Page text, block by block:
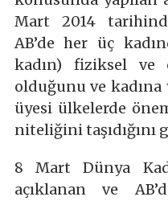
Mart 2014
AB’de her üç
kadın) fiziksel ve
olduğunu ve
üyesi ülkelerde
niteliğini taşıdığını
8 Mart Dünya
açıklanan ve